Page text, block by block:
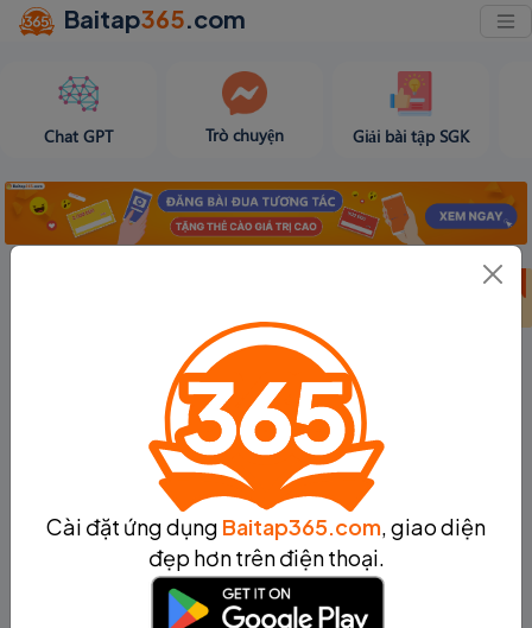
Baitap365.com
Chat GPT Trò chuyện Giải bài tập SGK
Bảng thành tích
Cài đặt ứng dụng Baitap365.com, giao diện
đẹp hơn trên điện thoại.